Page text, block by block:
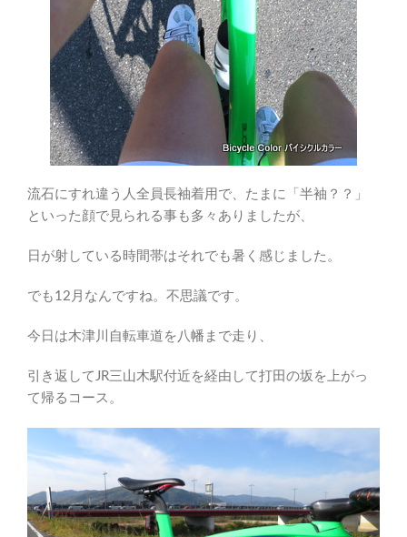
流石にすれ違う人全員長袖着用で、たまに「半袖？？」
といった顔で見られる事も多々ありましたが、
日が射している時間帯はそれでも暑く感じました。
でも12月なんですね。不思議です。
今日は木津川自転車道を八幡まで走り、
引き返してJR三山木駅付近を経由して打田の坂を上がっ
て帰るコース。